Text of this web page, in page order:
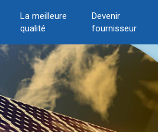
La meilleure
qualité
Devenir
fournisseur